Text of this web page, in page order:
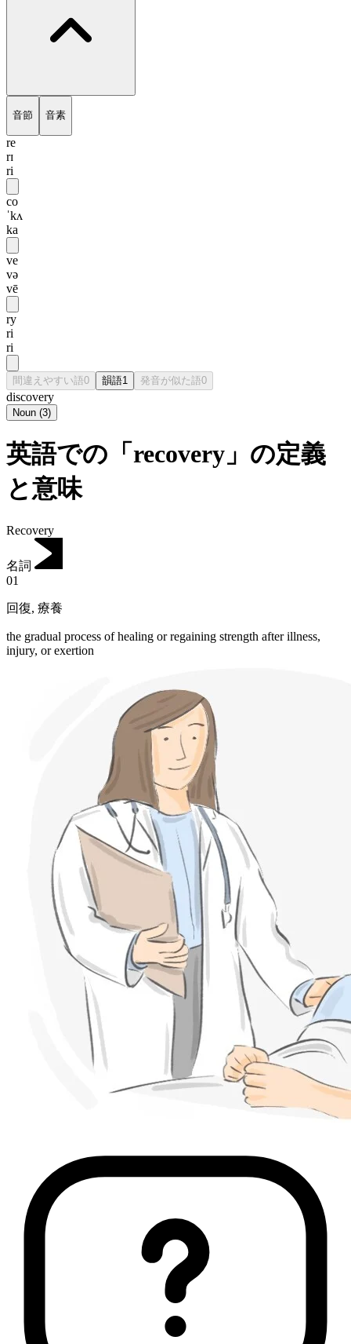
音節 音素
re
rɪ
ri
co
ˈkʌ
ka
ve
və
vē
ry
ri
ri
間違えやすい語0 韻語1 発音が似た語0
discovery
Noun (3)
英語での「recovery」の定義
と意味
Recovery
名詞
01
回復, 療養
the gradual process of healing or regaining strength after illness,
injury, or exertion